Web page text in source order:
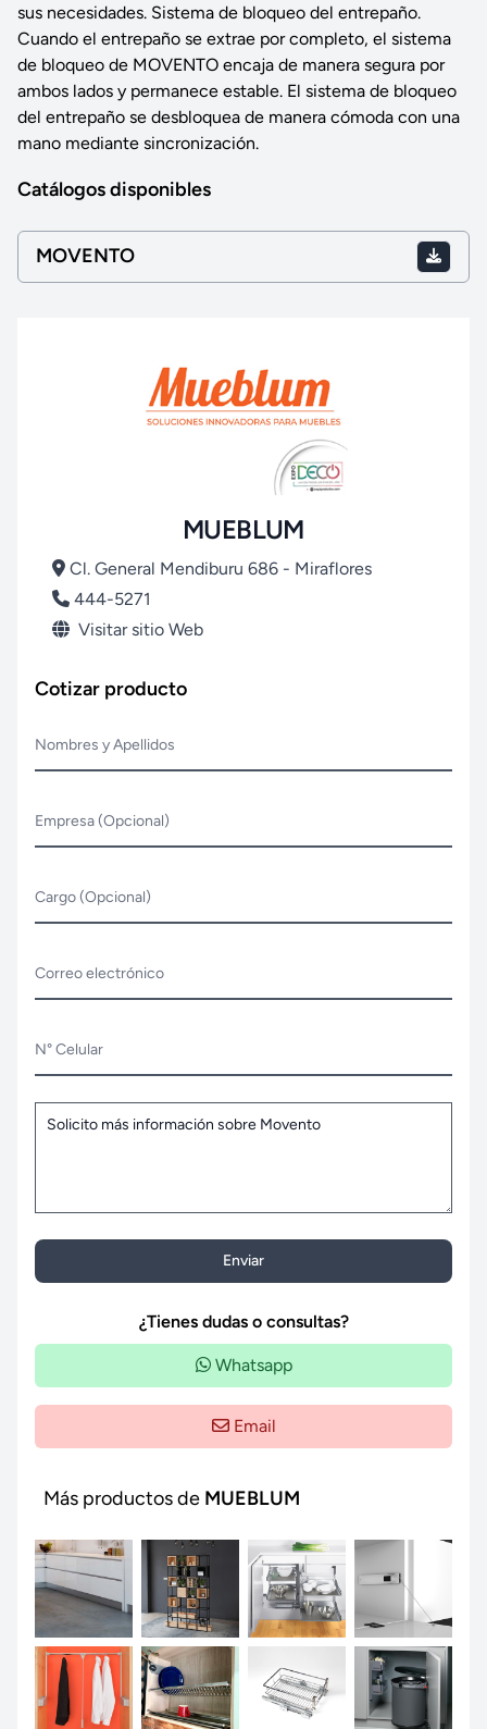
sus necesidades. Sistema de bloqueo del entrepaño.
Cuando el entrepaño se extrae por completo, el sistema
de bloqueo de MOVENTO encaja de manera segura por
ambos lados y permanece estable. El sistema de bloqueo
del entrepaño se desbloquea de manera cómoda con una
mano mediante sincronización.
Catálogos disponibles
MOVENTO
MUEBLUM
Cl. General Mendiburu 686 - Miraflores
444-5271
Visitar sitio Web
Cotizar producto
Nombres y Apellidos
Empresa (Opcional)
Cargo (Opcional)
Correo electrónico
N° Celular
Enviar
¿Tienes dudas o consultas?
Whatsapp
Email
Más productos de MUEBLUM